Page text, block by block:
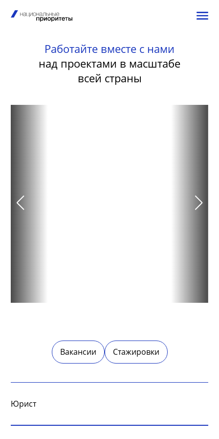
Работайте вместе с нами
над проектами в масштабе
всей страны
Вакансии Стажировки
Юрист
Обязанности: